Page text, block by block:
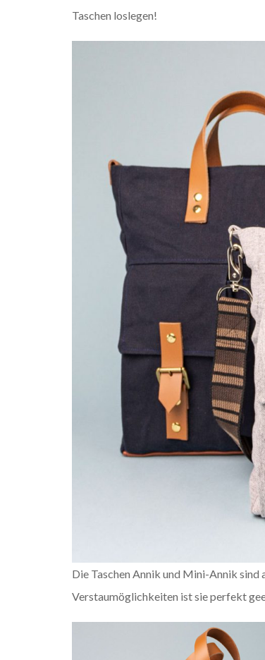
Taschen loslegen!
Die Taschen Annik und Mini-Annik
Verstaumöglichkeiten ist sie perfekt